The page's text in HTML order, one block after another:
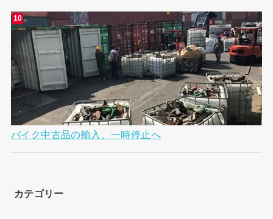
バイク中古品の輸入、一時停止へ
カテゴリー